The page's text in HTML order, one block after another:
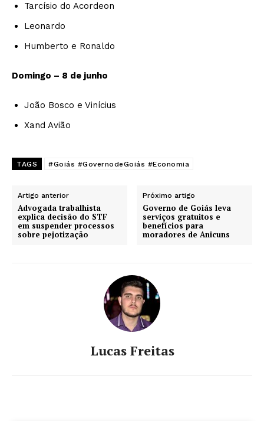
Tarcísio do Acordeon
Leonardo
Humberto e Ronaldo
Domingo – 8 de junho
João Bosco e Vinícius
Xand Avião
TAGS #Goiás #GovernodeGoiás #Economia
Artigo anterior
Advogada trabalhista
explica decisão do STF
em suspender processos
sobre pejotização
Próximo artigo
Governo de Goiás leva
serviços gratuitos e
benefícios para
moradores de Anicuns
Lucas Freitas